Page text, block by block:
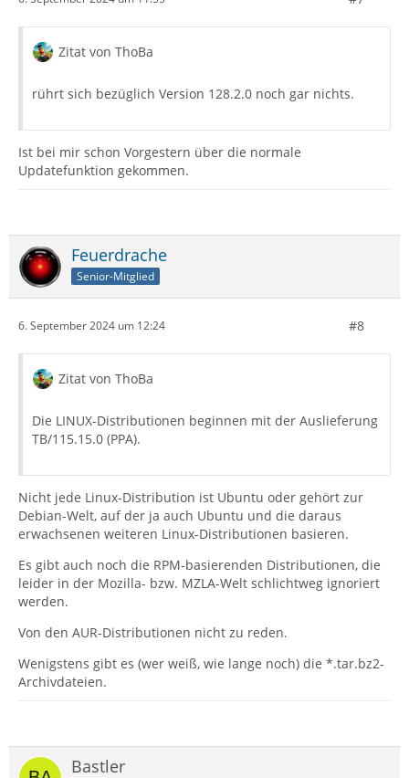
Zitat von ThoBa
rührt sich bezüglich Version 128.2.0 noch gar nichts.
Ist bei mir schon Vorgestern über die normale
Updatefunktion gekommen.
Feuerdrache
Senior-Mitglied
6. September 2024 um 12:24 #8
Zitat von ThoBa
Die LINUX-Distributionen beginnen mit der Auslieferung
TB/115.15.0 (PPA).
Nicht jede Linux-Distribution ist Ubuntu oder gehört zur
Debian-Welt, auf der ja auch Ubuntu und die daraus
erwachsenen weiteren Linux-Distributionen basieren.
Es gibt auch noch die RPM-basierenden Distributionen, die
leider in der Mozilla- bzw. MZLA-Welt schlichtweg ignoriert
werden.
Von den AUR-Distributionen nicht zu reden.
Wenigstens gibt es (wer weiß, wie lange noch) die *.tar.bz2-
Archivdateien.
Bastler